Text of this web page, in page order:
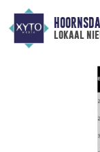
lokaal